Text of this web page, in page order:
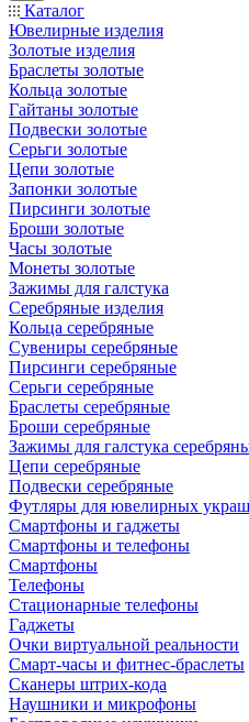
Каталог
Ювелирные изделия
Золотые изделия
Браслеты золотые
Кольца золотые
Гайтаны золотые
Подвески золотые
Серьги золотые
Цепи золотые
Запонки золотые
Пирсинги золотые
Броши золотые
Часы золотые
Монеты золотые
Зажимы для галстука
Серебряные изделия
Кольца серебряные
Сувениры серебряные
Пирсинги серебряные
Серьги серебряные
Браслеты серебряные
Броши серебряные
Зажимы для галстука
Цепи серебряные
Подвески серебряные
Футляры для ювелирных
Смартфоны и гаджеты
Смартфоны и телефоны
Смартфоны
Телефоны
Стационарные телефоны
Гаджеты
Очки виртуальной реальности
Смарт-часы и фитнес-браслеты
Сканеры штрих-кода
Наушники и микрофоны